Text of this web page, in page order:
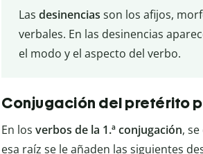
Las desinencias son los afijos,
verbales. En las desinencias
el modo y el aspecto del verbo.
Conjugación del pretérito
En los verbos de la 1.ª conjugación,
esa raíz se le añaden las siguientes